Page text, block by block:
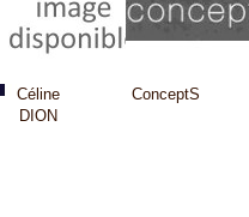
Céline
DION
ConceptS